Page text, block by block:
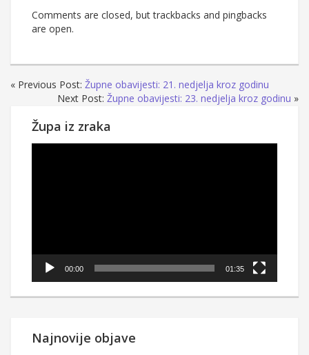
Comments are closed, but trackbacks and pingbacks
are open.
« Previous Post: Župne obavijesti: 21. nedjelja kroz godinu
Next Post: Župne obavijesti: 23. nedjelja kroz godinu »
Župa iz zraka
00:00 01:35
Najnovije objave